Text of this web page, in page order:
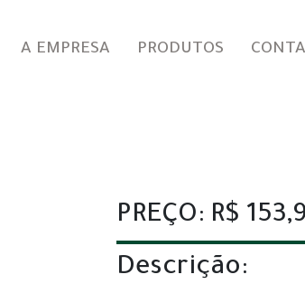
A EMPRESA PRODUTOS
PREÇO: R$
Descrição: